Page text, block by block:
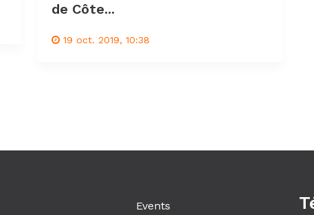
de Côte...
19 oct. 2019, 10:38
Events